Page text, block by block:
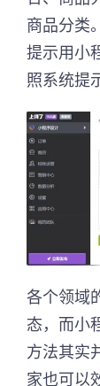
商品分类
提示用小
照系统提
各个领域
态，而小
方法其实
家也可以